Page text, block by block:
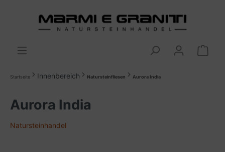
Startseite Innenbereich Natursteinfliesen Aurora India
Aurora India
Natursteinhandel